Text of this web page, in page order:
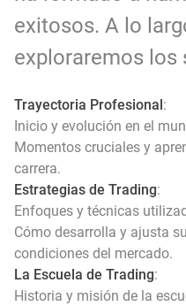
exitosos. A lo
exploraremos los
Trayectoria Profesional:
Inicio y evolución en el
Momentos cruciales y
carrera.
Estrategias de Trading:
Enfoques y técnicas
Cómo desarrolla y ajusta
condiciones del mercado.
La Escuela de Trading:
Historia y misión de la